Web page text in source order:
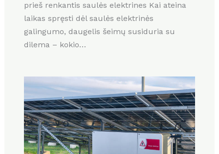
prieš renkantis saulės elektrines Kai ateina
laikas spręsti dėl saulės elektrinės
galingumo, daugelis šeimų susiduria su
dilema – kokio…